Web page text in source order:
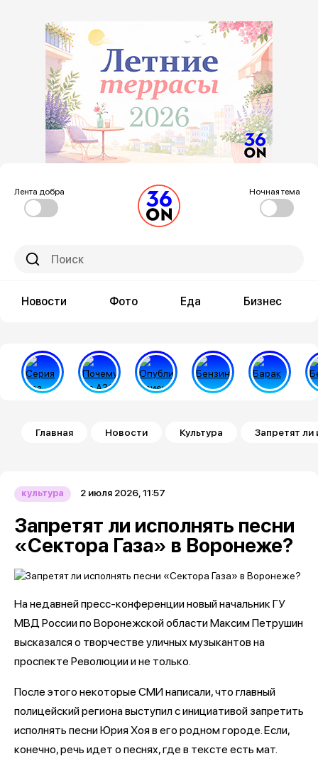
Лента добра Ночная тема
Новости Фото Еда Бизнес
Строка навигации
Главная Новости Культура Запретят ли
культура 2 июля 2026, 11:57
Запретят ли исполнять песни
«Сектора Газа» в Воронеже?
На недавней пресс-конференции новый начальник ГУ
МВД России по Воронежской области Максим Петрушин
высказался о творчестве уличных музыкантов на
проспекте Революции и не только.
После этого некоторые СМИ написали, что главный
полицейский региона выступил с инициативой запретить
исполнять песни Юрия Хоя в его родном городе. Если,
конечно, речь идет о песнях, где в тексте есть мат.